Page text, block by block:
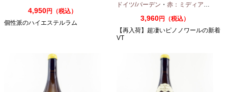
4,950円（税込）
個性派のハイエステルラム
ドイツ/バーデン ・ 赤：ミディアムボディ
3,960円（税込）
【再入荷】超凄いピノノワールの新着
VT